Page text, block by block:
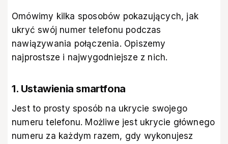
Omówimy kilka sposobów pokazujących, jak
ukryć swój numer telefonu podczas
nawiązywania połączenia. Opiszemy
najprostsze i najwygodniejsze z nich.
1. Ustawienia smartfona
Jest to prosty sposób na ukrycie swojego
numeru telefonu. Możliwe jest ukrycie głównego
numeru za każdym razem, gdy wykonujesz